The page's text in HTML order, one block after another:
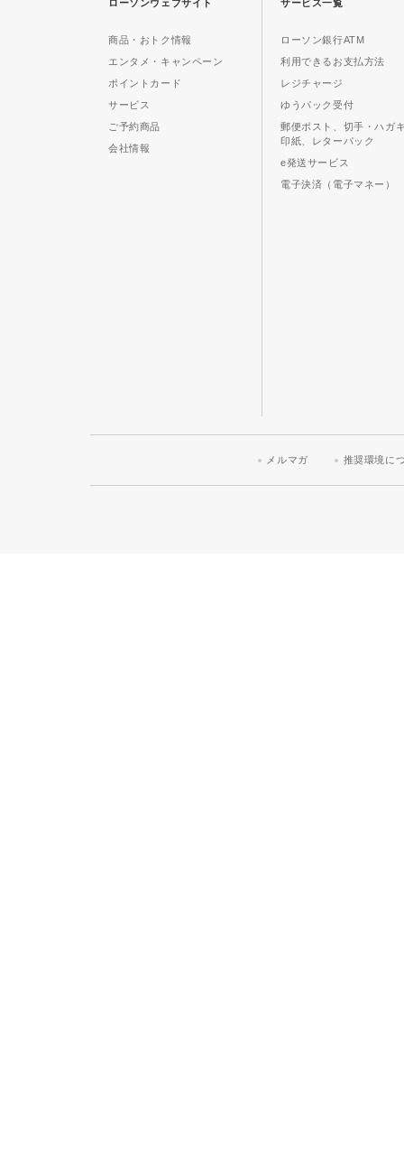
ローソンウェブサイト
商品・おトク情報
エンタメ・キャンペーン
ポイントカード
サービス
ご予約商品
会社情報
サービス一覧
ローソン銀行ATM
利用できるお支払方法
レジチャージ
ゆうパック受付
郵便ポスト、切手・ハガ
印紙、レターパック
e発送サービス
電子決済（電子マネー）
メルマガ 推奨環境に